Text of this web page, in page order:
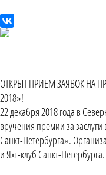
ОТКРЫТ ПРИЕМ ЗАЯВОК НА
2018»!
22 декабря 2018 года в
вручения премии за заслуги
Санкт-Петербурга».
и Яхт-клуб Санкт-Петербурга.